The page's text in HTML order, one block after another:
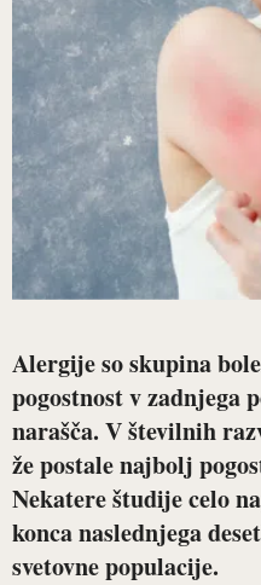
Alergije so skupina
pogostnost v zadnjega
narašča. V številnih
že postale najbolj
Nekatere študije celo
konca naslednjega
svetovne populacije.